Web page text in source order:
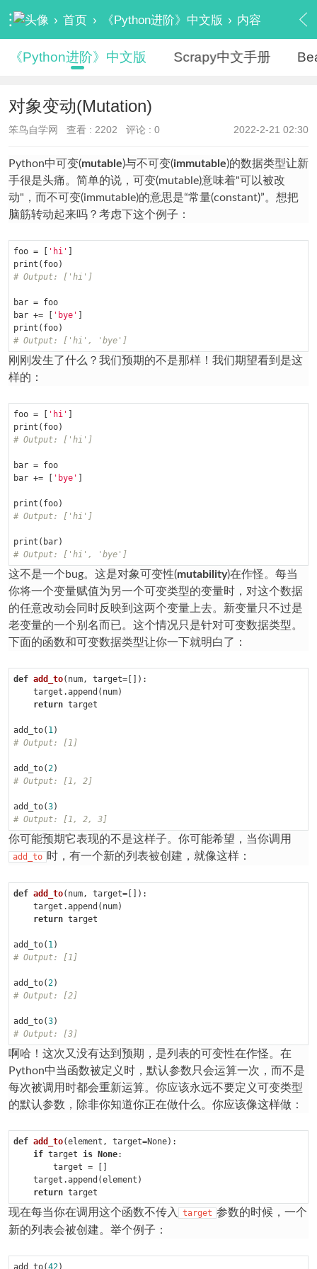
› 首页 › 《Python进阶》中文版 › 内容
《Python进阶》中文版 Scrapy中文手册
对象变动(Mutation)
2022-2-21 02:30
笨鸟自学网 查看 : 2202 评论 : 0
Python中可变(mutable)与不可变(immutable)的数据类型让新
手很是头痛。简单的说，可变(mutable)意味着"可以被改
动"，而不可变(immutable)的意思是“常量(constant)”。想把
脑筋转动起来吗？考虑下这个例子：
foo = [ 'hi'
# Output: ['hi']
bar = foo
bar += [
'bye'
# Output: ['hi', 'bye']
刚刚发生了什么？我们预期的不是那样！我们期望看到是这
样的：
foo = [ 'hi'
# Output: ['hi']
bar = foo
bar += [
'bye'
# Output: ['hi']
# Output: ['hi', 'bye']
这不是一个bug。这是对象可变性(mutability)在作怪。每当
你将一个变量赋值为另一个可变类型的变量时，对这个数据
的任意改动会同时反映到这两个变量上去。新变量只不过是
老变量的一个别名而已。这个情况只是针对可变数据类型。
下面的函数和可变数据类型让你一下就明白了：
def add_to(num, target=[]) :
    target.append(num)
return target
add_to( 1
# Output: [1]
add_to(2
# Output: [1, 2]
add_to(3
# Output: [1, 2, 3]
你可能预期它表现的不是这样子。你可能希望，当你调用
add_to 时，有一个新的列表被创建，就像这样：
def add_to(num, target=[]) :
    target.append(num)
return target
add_to( 1
# Output: [1]
add_to(2
# Output: [2]
add_to(3
# Output: [3]
啊哈！这次又没有达到预期，是列表的可变性在作怪。在
Python中当函数被定义时，默认参数只会运算一次，而不是
每次被调用时都会重新运算。你应该永远不要定义可变类型
的默认参数，除非你知道你正在做什么。你应该像这样做：
def add_to(element, target=None) :
if target is None:
        target = []
    target.append(element)
return
现在每当你在调用这个函数不传入 target 参数的时候，一个
新的列表会被创建。举个例子：